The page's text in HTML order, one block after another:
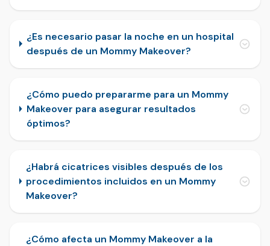
¿Es necesario pasar la noche en un hospital
después de un Mommy Makeover?
¿Cómo puedo prepararme para un Mommy
Makeover para asegurar resultados
óptimos?
¿Habrá cicatrices visibles después de los
procedimientos incluidos en un Mommy
Makeover?
¿Cómo afecta un Mommy Makeover a la